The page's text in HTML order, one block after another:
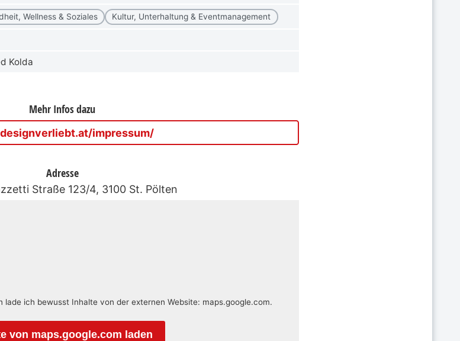
Wellness & Soziales Kultur, Unterhaltung & Eventmanagement
Kolda
Mehr Infos dazu
impressum/
Adresse
Straße 123/4, 3100 St. Pölten
ich bewusst Inhalte von der externen Website: maps.google.com.
von maps.google.com laden